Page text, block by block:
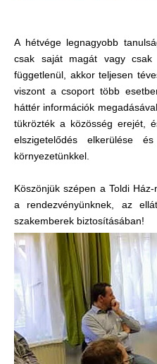
A hétvége legnagyobb
csak saját magát vagy
függetlenül, akkor teljesen
viszont a csoport több
háttér információk
tükrözték a közösség erejét,
elszigetelődés elkerülése
környezetünkkel.
Köszönjük szépen a Toldi
a rendezvényünknek, az
szakemberek biztosításában!